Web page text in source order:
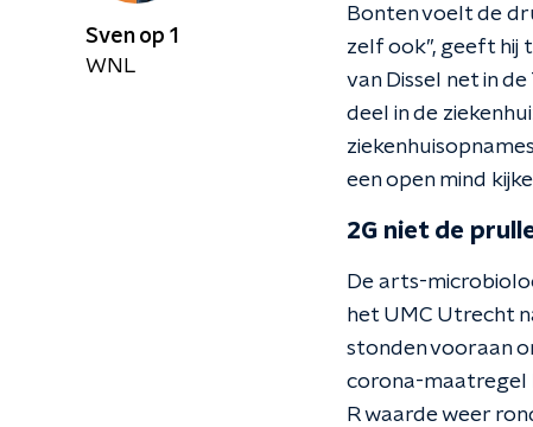
Bonten voelt de
zelf ook’’, geeft
van Dissel net in
deel in de
een open mind
2G niet de
De arts-
het UMC Utrecht
stonden vooraan
corona-maatregel
R waarde weer
Sven op 1
WNL